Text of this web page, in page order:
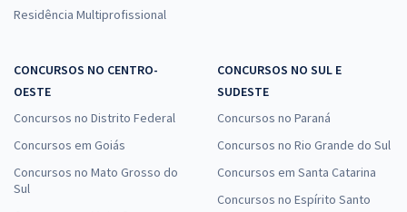
Residência Multiprofissional
CONCURSOS NO CENTRO-
OESTE
Concursos no Distrito Federal
Concursos em Goiás
Concursos no Mato Grosso do
Sul
CONCURSOS NO SUL E
SUDESTE
Concursos no Paraná
Concursos no Rio Grande do Sul
Concursos em Santa Catarina
Concursos no Espírito Santo